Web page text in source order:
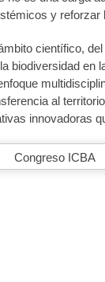
y
científico,
biodiversidad
al
innovadoras